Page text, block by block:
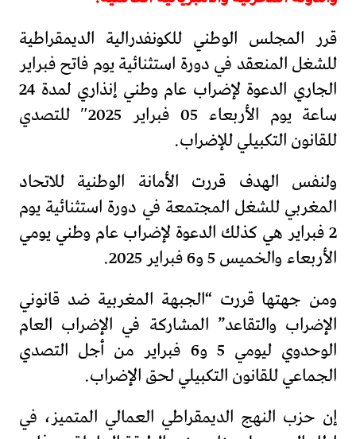
قرر المجلس الوطني للكونفدرالية الديمقراطية
للشغل المنعقد في دورة استثنائية يوم فاتح فبراير
الجاري الدعوة لإضراب عام وطني إنذاري لمدة 24
ساعة يوم الأربعاء 05 فبراير 2025″ للتصدي
للقانون التكبيلي للإضراب.
ولنفس الهدف قررت الأمانة الوطنية للاتحاد
المغربي للشغل المجتمعة في دورة استثنائية يوم
2 فبراير هي كذلك الدعوة لإضراب عام وطني يومي
الأربعاء والخميس 5 و6 فبراير 2025.
ومن جهتها قررت “الجبهة المغربية ضد قانوني
الإضراب والتقاعد” المشاركة في الإضراب العام
الوحدوي ليومي 5 و6 فبراير من أجل التصدي
الجماعي للقانون التكبيلي لحق الإضراب.
إن حزب النهج الديمقراطي العمالي المتميز، في